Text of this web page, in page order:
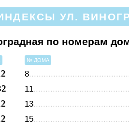
УЛ.
по номерам
№ ДОМА
8
11
13
15